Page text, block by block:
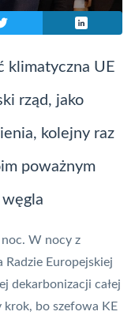
klimatyczna UE
rząd, jako
kolejny raz
poważnym
noc. W nocy z
Radzie Europejskiej
dekarbonizacji całej
krok, bo szefowa KE